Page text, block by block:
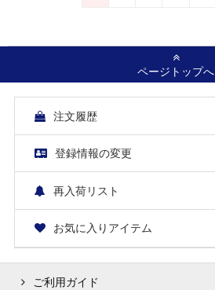
ページトップへ
注文履歴
登録情報の変更
再入荷リスト
お気に入りアイテム
ご利用ガイド